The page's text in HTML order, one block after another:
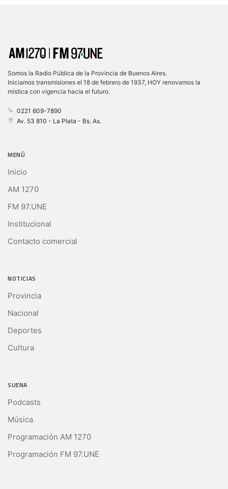
Somos la Radio Pública de la Provincia de Buenos Aires.
Iniciamos transmisiones el 18 de febrero de 1937, HOY renovamos la
mística con vigencia hacia el futuro.
0221 609-7890
Av. 53 810 - La Plata - Bs. As.
MENÚ
Inicio
AM 1270
FM 97.UNE
Institucional
Contacto comercial
NOTICIAS
Provincia
Nacional
Deportes
Cultura
SUENA
Podcasts
Música
Programación AM 1270
Programación FM 97.UNE